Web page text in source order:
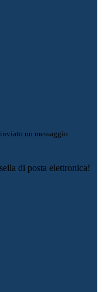
un messaggio
di posta elettronica!